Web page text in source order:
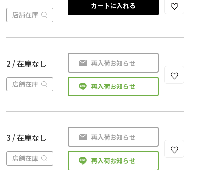
店舗在庫
カートに入れる
2 / 在庫なし
店舗在庫
再入荷お知らせ
再入荷お知らせ
3 / 在庫なし
店舗在庫
再入荷お知らせ
再入荷お知らせ